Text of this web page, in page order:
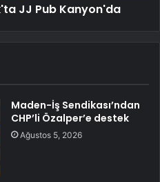
JJ Pub Kanyon'da
Maden-İş Sendikası’ndan
CHP’li Özalper’e destek
Ağustos 5, 2026